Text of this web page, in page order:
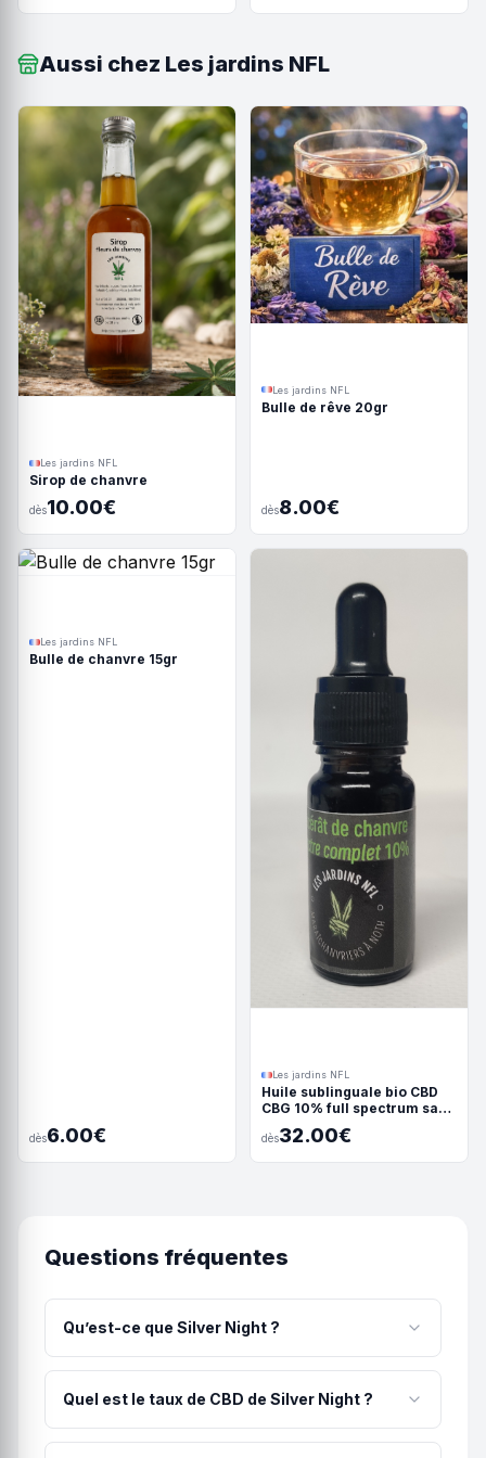
Aussi chez Les jardins NFL
Les jardins NFL
Sirop de chanvre
dès10.00€
Les jardins NFL
Bulle de rêve 20gr
dès8.00€
Les jardins NFL
Bulle de chanvre 15gr
dès6.00€
Les jardins NFL
Huile sublinguale bio CBD
CBG 10% full spectrum sans
isolat
dès32.00€
Questions fréquentes
Qu’est-ce que Silver Night ?
Notre Silver Night séduit par ses arômes naturels
de bois, de pin et d’agrumes. Une fleur de CBD
relaxante. Manucurée à la main. Ratio THC/CBD :
Quel est le taux de CBD de Silver Night ?
Silver Night contient 12.5% de CBD. Avec un taux